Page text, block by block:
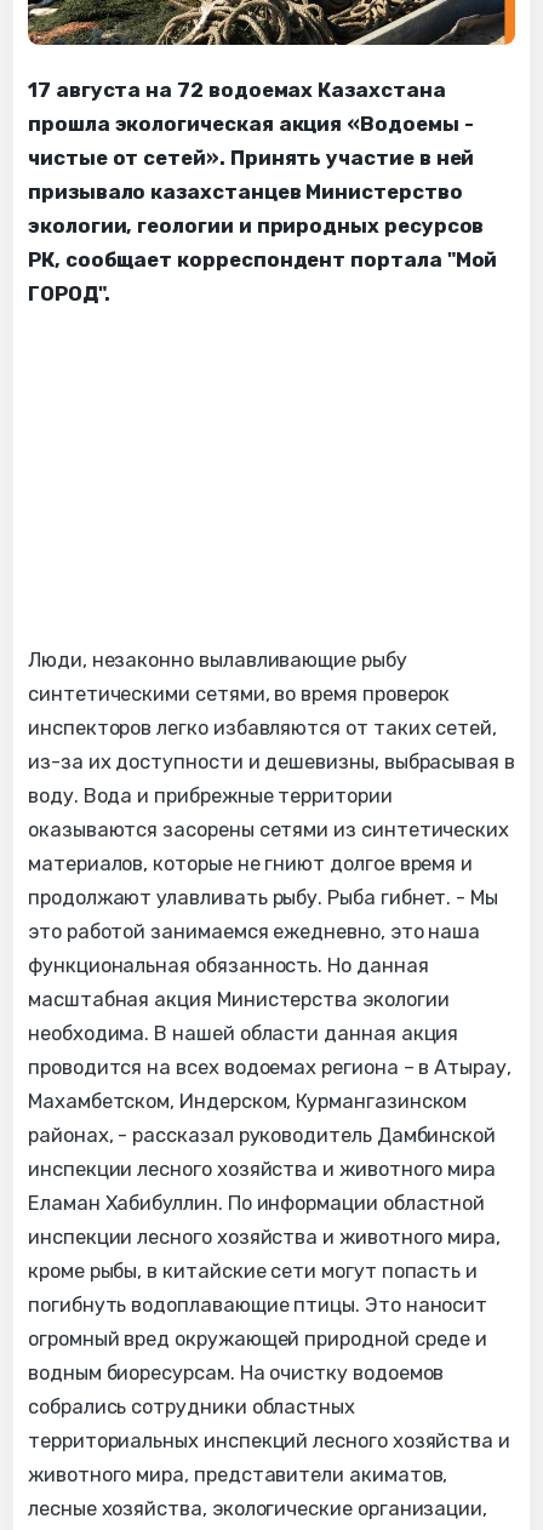
17 августа на 72 водоемах Казахстана
прошла экологическая акция «Водоемы -
чистые от сетей». Принять участие в ней
призывало казахстанцев Министерство
экологии, геологии и природных ресурсов
РК, сообщает корреспондент портала "Мой
ГОРОД".
Люди, незаконно вылавливающие рыбу
синтетическими сетями, во время проверок​​
инспекторов легко избавляются от таких сетей,
из-за их доступности и дешевизны, выбрасывая в
воду. Вода и прибрежные территории
оказываются засорены сетями из синтетических
материалов, которые не гниют долгое время и
продолжают улавливать рыбу. Рыба гибнет. - Мы
это работой занимаемся ежедневно, это наша
функциональная обязанность. Но данная
масштабная акция Министерства экологии
необходима. В нашей области данная акция
проводится на всех водоемах региона – в Атырау,
Махамбетском, Индерском, Курмангазинском
районах, - рассказал руководитель Дамбинской
инспекции лесного хозяйства и животного мира
Еламан Хабибуллин. По информации областной
инспекции лесного хозяйства и животного мира,
кроме рыбы, в китайские сети могут попасть и
погибнуть водоплавающие птицы. Это наносит
огромный вред окружающей природной среде и
водным биоресурсам.​ ​ На очистку водоемов
собрались сотрудники областных
территориальных инспекций лесного хозяйства и
животного мира, представители акиматов,​​
лесные хозяйства, экологические организации,